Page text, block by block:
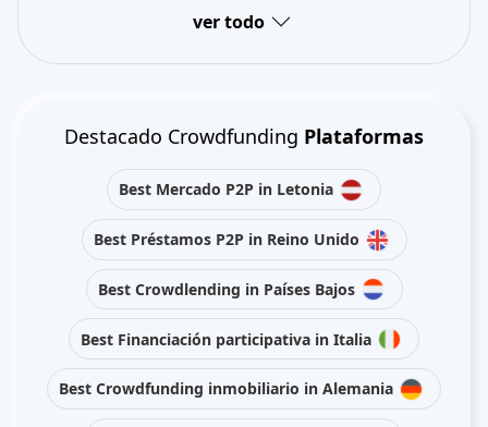
ver todo
Destacado Crowdfunding Plataformas
Best Mercado P2P in Letonia
Best Préstamos P2P in Reino Unido
Best Crowdlending in Países Bajos
Best Financiación participativa in Italia
Best Crowdfunding inmobiliario in Alemania